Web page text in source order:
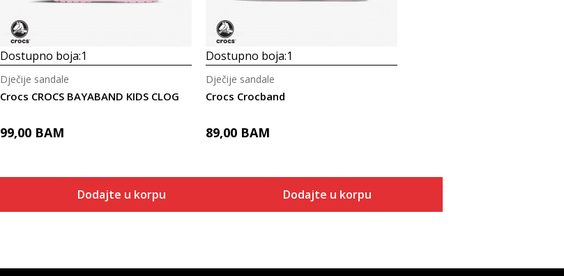
Dostupno boja:1
Crocs CROCS BAYABAND KIDS CLOG
Dječije sandale
99,00 BAM
Dodajte u korpu
Dostupno boja:1
Crocs Crocband
Dječije sandale
89,00 BAM
Dodajte u korpu